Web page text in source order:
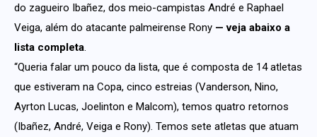
do zagueiro Ibañez, dos meio-campistas André e Raphael
Veiga, além do atacante palmeirense Rony — veja abaixo a
lista completa
“Queria falar um pouco da lista, que é composta de 14 atletas
que estiveram na Copa, cinco estreias (Vanderson, Nino,
Ayrton Lucas, Joelinton e Malcom), temos quatro retornos
(Ibañez, André, Veiga e Rony). Temos sete atletas que atuam